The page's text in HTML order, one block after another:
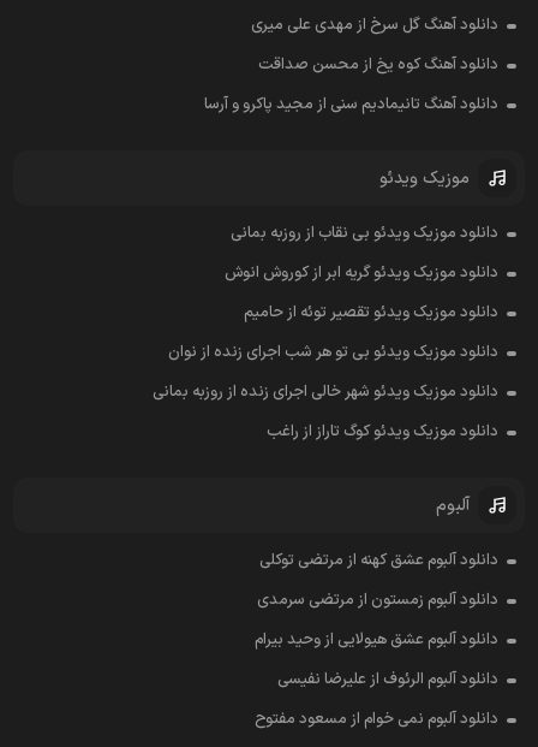
دانلود آهنگ گل سرخ از مهدی علی میری
دانلود آهنگ کوه یخ از محسن صداقت
دانلود آهنگ تانیمادیم سنی از مجید پاکرو و آرسا
موزیک ویدئو
دانلود موزیک ویدئو بی نقاب از روزبه بمانی
دانلود موزیک ویدئو گریه ابر از کوروش انوش
دانلود موزیک ویدئو تقصیر توئه از حامیم
دانلود موزیک ویدئو بی تو هر شب اجرای زنده از نوان
دانلود موزیک ویدئو شهر خالی اجرای زنده از روزبه بمانی
دانلود موزیک ویدئو کوگ تاراز از راغب
آلبوم
دانلود آلبوم عشق کهنه از مرتضی توکلی
دانلود آلبوم زمستون از مرتضی سرمدی
دانلود آلبوم عشق هیولایی از وحید بیرام
دانلود آلبوم الرئوف از علیرضا نفیسی
دانلود آلبوم نمی خوام از مسعود مفتوح